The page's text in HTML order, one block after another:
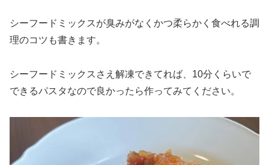
シーフードミックスが臭みがなくかつ柔らかく食べれる調
理のコツも書きます。
シーフードミックスさえ解凍できてれば、10分くらいで
できるパスタなので良かったら作ってみてください。